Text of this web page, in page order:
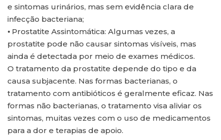
e sintomas urinários, mas sem evidência clara de
infecção bacteriana;
⦁ Prostatite Assintomática: Algumas vezes, a
prostatite pode não causar sintomas visíveis, mas
ainda é detectada por meio de exames médicos.
O tratamento da prostatite depende do tipo e da
causa subjacente. Nas formas bacterianas, o
tratamento com antibióticos é geralmente eficaz. Nas
formas não bacterianas, o tratamento visa aliviar os
sintomas, muitas vezes com o uso de medicamentos
para a dor e terapias de apoio.